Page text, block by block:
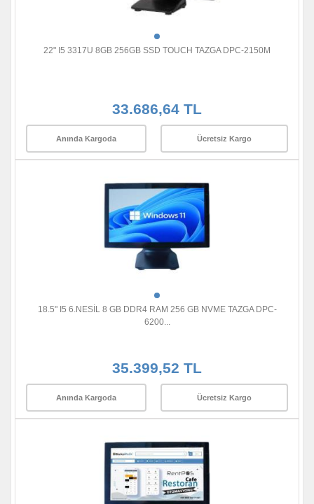
22" I5 3317U 8GB 256GB SSD TOUCH TAZGA DPC-2150M
33.686,64 TL
Anında Kargoda Ücretsiz Kargo
18.5" I5 6.NESİL 8 GB DDR4 RAM 256 GB NVME TAZGA DPC-
6200...
35.399,52 TL
Anında Kargoda Ücretsiz Kargo